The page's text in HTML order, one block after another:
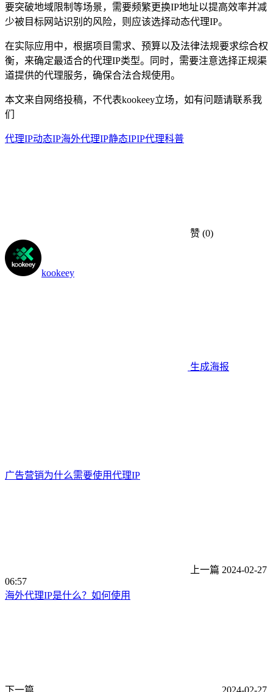
要突破地域限制等场景，需要频繁更换IP地址以提高效率并减
少被目标网站识别的风险，则应该选择动态代理IP。
在实际应用中，根据项目需求、预算以及法律法规要求综合权
衡，来确定最适合的代理IP类型。同时，需要注意选择正规渠
道提供的代理服务，确保合法合规使用。
本文来自网络投稿，不代表kookeey立场，如有问题请联系我
们
代理IP动态IP海外代理IP静态IPIP代理科普
赞 (0)
kookeey
生成海报
广告营销为什么需要使用代理IP
上一篇 2024-02-27
06:57
海外代理IP是什么？如何使用
下一篇 2024-02-27